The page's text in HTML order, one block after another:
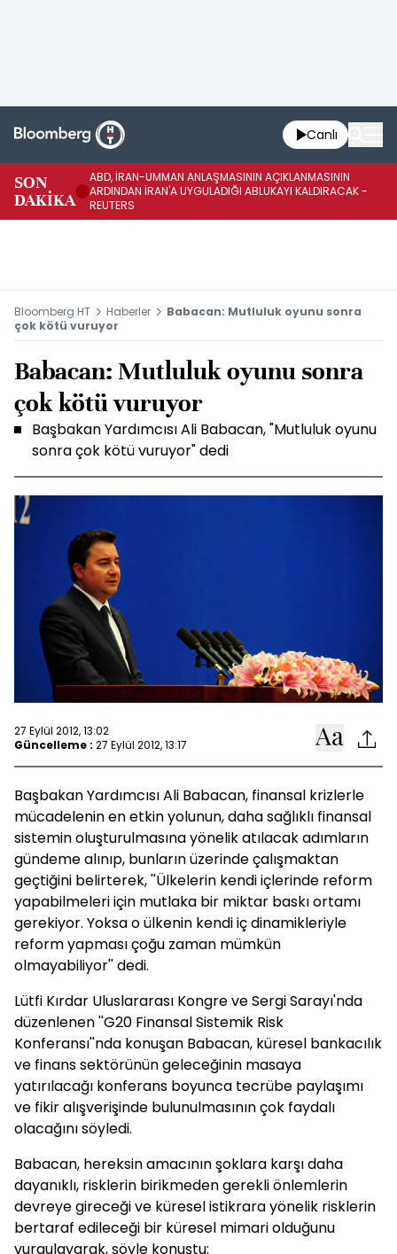
Canlı
SON
DAKİKA
ABD, İRAN-UMMAN ANLAŞMASININ AÇIKLANMASININ
ARDINDAN İRAN'A UYGULADIĞI ABLUKAYI KALDIRACAK -
REUTERS
Bloomberg HT Haberler
Babacan: Mutluluk oyunu sonra
çok kötü vuruyor
Babacan: Mutluluk oyunu sonra
çok kötü vuruyor
Başbakan Yardımcısı Ali Babacan, "Mutluluk oyunu
sonra çok kötü vuruyor" dedi
27 Eylül 2012, 13:02
Güncelleme : 27 Eylül 2012, 13:17
Başbakan Yardımcısı Ali Babacan, finansal krizlerle
mücadelenin en etkin yolunun, daha sağlıklı finansal
sistemin oluşturulmasına yönelik atılacak adımların
gündeme alınıp, bunların üzerinde çalışmaktan
geçtiğini belirterek, ''Ülkelerin kendi içlerinde reform
yapabilmeleri için mutlaka bir miktar baskı ortamı
gerekiyor. Yoksa o ülkenin kendi iç dinamikleriyle
reform yapması çoğu zaman mümkün
olmayabiliyor'' dedi.
Lütfi Kırdar Uluslararası Kongre ve Sergi Sarayı'nda
düzenlenen ''G20 Finansal Sistemik Risk
Konferansı''nda konuşan Babacan, küresel bankacılık
ve finans sektörünün geleceğinin masaya
yatırılacağı konferans boyunca tecrübe paylaşımı
ve fikir alışverişinde bulunulmasının çok faydalı
olacağını söyledi.
Babacan, hereksin amacının şoklara karşı daha
dayanıklı, risklerin birikmeden gerekli önlemlerin
devreye gireceği ve küresel istikrara yönelik risklerin
bertaraf edileceği bir küresel mimari olduğunu
vurgulayarak, şöyle konuştu: